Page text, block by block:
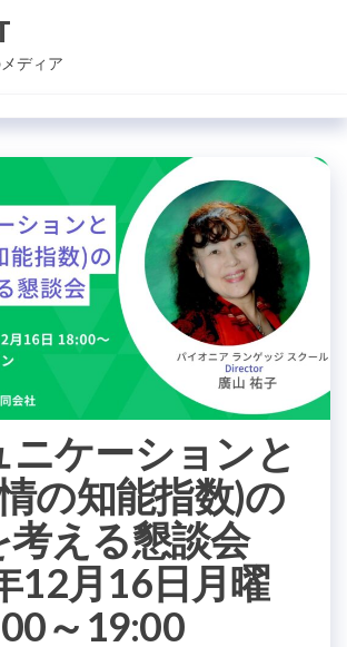
ディア
ニケーションと
の知能指数)の
考える懇談会
12月16日月曜
～19:00